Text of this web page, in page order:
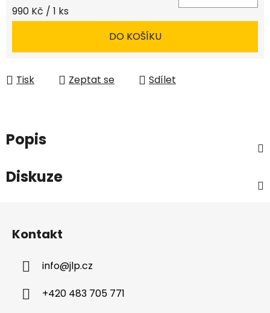
Měrná cena:
990 Kč / 1 ks
DO KOŠÍKU
Tisk Zeptat se Sdílet
Popis
Diskuze
Kontakt
info@jlp.cz
+420 483 705 771